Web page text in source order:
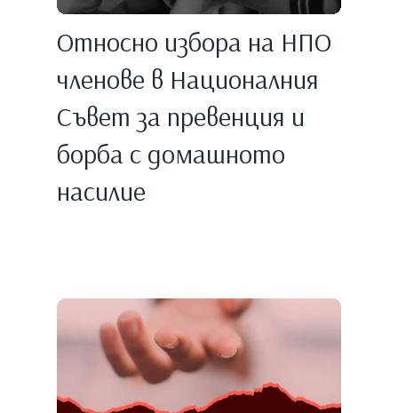
Относно избора на НПО
членове в Националния
Съвет за превенция и
борба с домашното
насилие